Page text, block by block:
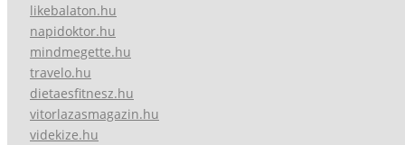
likebalaton.hu
napidoktor.hu
mindmegette.hu
travelo.hu
dietaesfitnesz.hu
vitorlazasmagazin.hu
videkize.hu